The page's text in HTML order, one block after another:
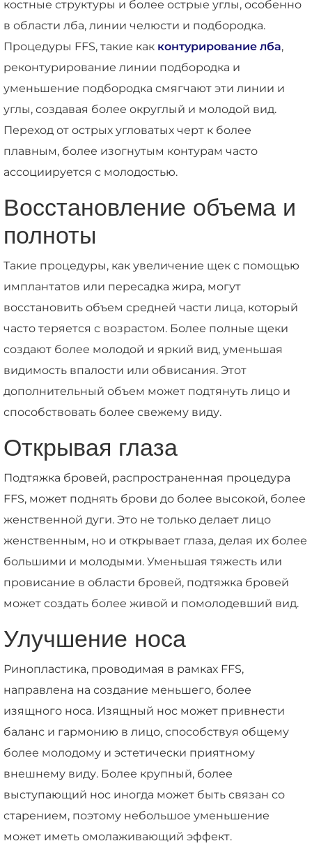
костные структуры и более острые углы, особенно
в области лба, линии челюсти и подбородка.
Процедуры FFS, такие как контурирование лба,
реконтурирование линии подбородка и
уменьшение подбородка смягчают эти линии и
углы, создавая более округлый и молодой вид.
Переход от острых угловатых черт к более
плавным, более изогнутым контурам часто
ассоциируется с молодостью.
Восстановление объема и
полноты
Такие процедуры, как увеличение щек с помощью
имплантатов или пересадка жира, могут
восстановить объем средней части лица, который
часто теряется с возрастом. Более полные щеки
создают более молодой и яркий вид, уменьшая
видимость впалости или обвисания. Этот
дополнительный объем может подтянуть лицо и
способствовать более свежему виду.
Открывая глаза
Подтяжка бровей, распространенная процедура
FFS, может поднять брови до более высокой, более
женственной дуги. Это не только делает лицо
женственным, но и открывает глаза, делая их более
большими и молодыми. Уменьшая тяжесть или
провисание в области бровей, подтяжка бровей
может создать более живой и помолодевший вид.
Улучшение носа
Ринопластика, проводимая в рамках FFS,
направлена на создание меньшего, более
изящного носа. Изящный нос может привнести
баланс и гармонию в лицо, способствуя общему
более молодому и эстетически приятному
внешнему виду. Более крупный, более
выступающий нос иногда может быть связан со
старением, поэтому небольшое уменьшение
может иметь омолаживающий эффект.